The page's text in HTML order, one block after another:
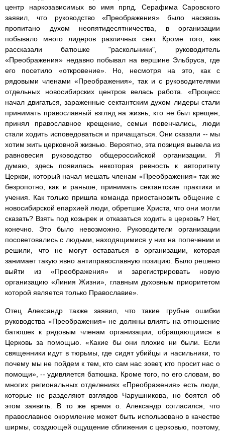
центр наркозависимых во имя прпд. Серафима Саровского
заявил, что руководство «Преображения» было насквозь
пропитано духом неопятидесятничества, в организации
побывало много лидеров различных сект. Кроме того, как
рассказали батюшке "раскольники", руководитель
«Преображения» недавно побывал на вершине Эльбруса, где
его посетило «откровение». Но, несмотря на это, как с
рядовыми членами «Преображения», так и с руководителями
отдельных новосибирских центров велась работа. «Процесс
начал двигаться, зараженные сектантским духом лидеры стали
принимать православный взгляд на жизнь, кто не был крещен,
принял православное крещение, семьи повенчались, люди
стали ходить исповедоваться и причащаться. Они сказали -- мы
хотим жить церковной жизнью. Вероятно, эта позиция вывела из
равновесия руководство общероссийской организации. Я
думаю, здесь появилась некоторая ревность к авторитету
Церкви, который начал мешать членам «Преображения» так же
безропотно, как и раньше, принимать сектантские практики и
учения. Как только пришла команда приостановить общение с
новосибирской епархией люди, обретшие Христа, что они могли
сказать? Взять под козырек и отказаться ходить в церковь? Нет,
конечно. Это было невозможно. Руководители организации
посоветовались с людьми, находящимися у них на попечении и
решили, что не могут оставаться в организации, которая
занимает такую явно антиправославную позицию. Было решено
выйти из «Преображения» и зарегистрировать новую
организацию «Линия Жизни», главным духовным приоритетом
которой является только Православие».
Отец Александр также заявил, что такие грубые ошибки
руководства «Преображения» не должны влиять на отношение
батюшек к рядовым членам организации, обращающимся в
Церковь за помощью. «Какие бы они плохие ни были. Если
священники идут в тюрьмы, где сидят убийцы и насильники, то
почему мы не пойдем к тем, кто сам нас зовет, кто просит нас о
помощи», -- удивляется батюшка. Кроме того, по его словам, во
многих региональных отделениях «Преображения» есть люди,
которые не разделяют взглядов Чарушникова, но боятся об
этом заявить. В то же время о. Александр согласился, что
православное окормление может быть использовано в качестве
ширмы, создающей ощущение сближения с церковью, поэтому,